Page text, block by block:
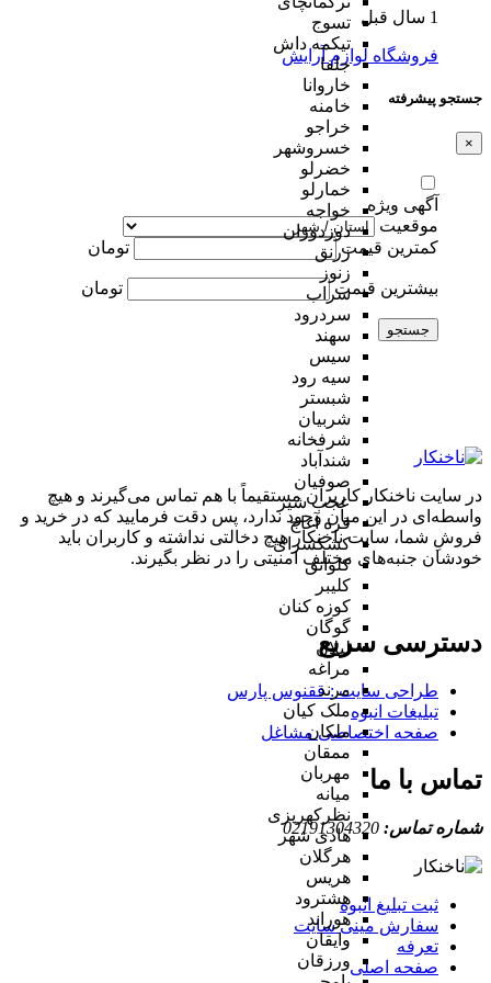
تسوج
تیکمه داش
جلفا
خاروانا
خامنه
خراجو
خسروشهر
خضرلو
خمارلو
خواجه
دوزدوزان
زرنق
زنوز
سراب
سردرود
سهند
سیس
سیه رود
شبستر
شربیان
شرفخانه
شندآباد
صوفیان
عجب شیر
قره آغاج
کشکسرای
کلوانق
کلیبر
کوزه کنان
گوگان
لیلان
مراغه
مرند
ملک کیان
ملکان
ممقان
مهربان
میانه
نظرکهریزی
هادی شهر
هرگلان
هریس
هشترود
هوراند
وایقان
ورزقان
1 سال قبل
فروشگاه لوازم آرایش
جستجو پیشرفته
×
آگهی ویژه
موقعیت
کمترین قیمت
تومان
بیشترین قیمت تومان
جستجو
در سایت ناخنکار کاربران مستقیماً با هم تماس می‌گیرند و هیچ
واسطه‌ای در این میان وجود ندارد، پس دقت فرمایید که در خرید و
فروشِ شما، سایت ناخنکار هیچ دخالتی نداشته و کاربران باید
خودشان جنبه‌های مختلف امنیتی را در نظر بگیرند.
دسترسی سریع
طراحی سایت :‌ ققنوس پارس
تبلیغات انبوه
صفحه اختصاصی مشاغل
تماس با ما
شماره تماس: 02191304320
ثبت تبلیغ انبوه
سفارش مینی سایت
تعرفه
صفحه اصلی